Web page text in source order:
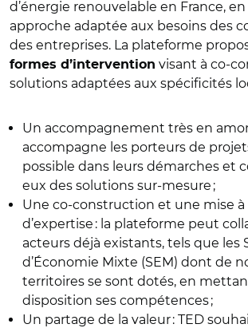
d’énergie renouvelable en France,
approche adaptée aux besoins des
des entreprises. La plateforme
formes d’intervention visant à co-
solutions adaptées aux spécificités
Un accompagnement très en
accompagne les porteurs de
possible dans leurs démarches et
eux des solutions sur-mesure ;
Une co-construction et une mise
d’expertise : la plateforme peut
acteurs déjà existants, tels que les
d’Économie Mixte (SEM) dont de
territoires se sont dotés, en
disposition ses compétences ;
Un partage de la valeur : TED